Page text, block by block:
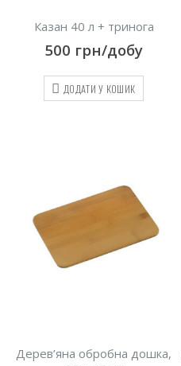
Казан 40 л + тринога
500 грн/добу
ДОДАТИ У КОШИК
Дерев’яна обробна дошка,